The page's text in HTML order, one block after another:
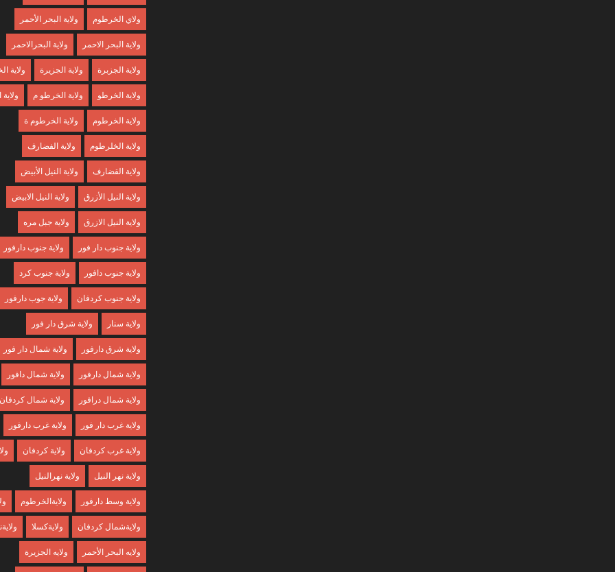
ولاي الخرطوم ولاية البحر الأحمر
ولاية البحر الاحمر ولاية البحرالاحمر
ولاية الجزبرة ولاية الجزيرة ولاية
ولاية الخرطو ولاية الخرطو م
ولاية الخرطوم ولاية الخرطوم ة
ولاية الخلرطوم ولاية الفضارف
ولاية القضارف ولاية النيل الأبيض
ولاية النيل الأزرق ولاية النيل الابيض
ولاية النيل الازرق ولاية جبل مره
ولاية جنوب دار فور ولاية جنوب دارفور
ولاية جنوب دافور ولاية جنوب كرد
ولاية جنوب كردفان ولاية جوب دارفور
ولاية سنار ولاية شرق دار فور
ولاية شرق دارفور ولاية شمال دار فور
ولاية شمال دارفور ولاية شمال دافور
ولاية شمال درافور ولاية شمال كردفان
ولاية غرب دار فور ولاية غرب دارفور
ولاية غرب كردفان ولاية كردفان
ولاية نهر النيل ولاية نهرالنيل
ولاية وسط دارفور ولايةالخرطوم
ولايةشمال كردفان ولايةكسلا
ولايه البحر الأحمر ولايه الجزيرة